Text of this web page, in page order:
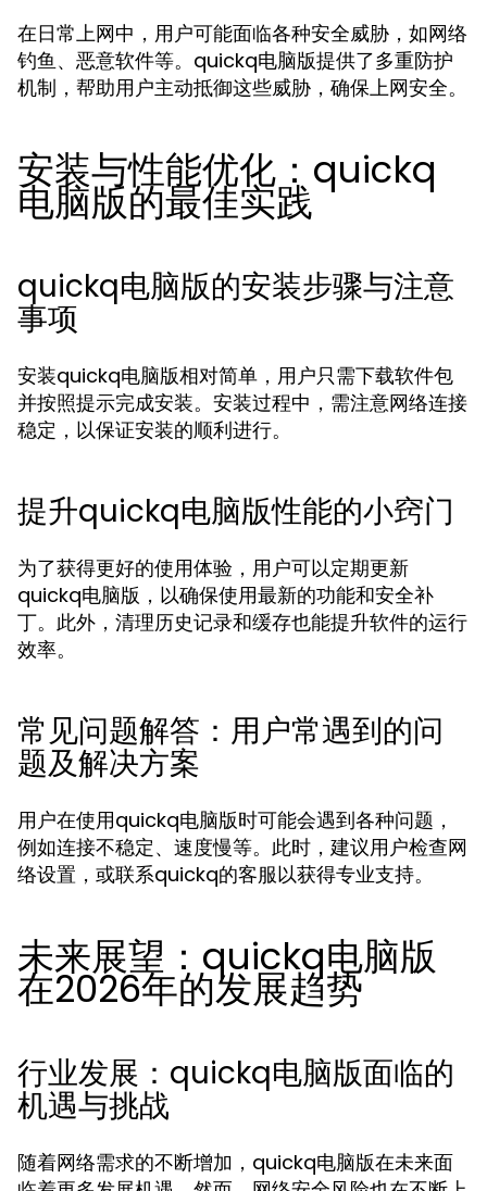
在日常上网中，用户可能面临各种安全威胁，如网络
钓鱼、恶意软件等。quickq电脑版提供了多重防护
机制，帮助用户主动抵御这些威胁，确保上网安全。
安装与性能优化：quickq
电脑版的最佳实践
quickq电脑版的安装步骤与注意
事项
安装quickq电脑版相对简单，用户只需下载软件包
并按照提示完成安装。安装过程中，需注意网络连接
稳定，以保证安装的顺利进行。
提升quickq电脑版性能的小窍门
为了获得更好的使用体验，用户可以定期更新
quickq电脑版，以确保使用最新的功能和安全补
丁。此外，清理历史记录和缓存也能提升软件的运行
效率。
常见问题解答：用户常遇到的问
题及解决方案
用户在使用quickq电脑版时可能会遇到各种问题，
例如连接不稳定、速度慢等。此时，建议用户检查网
络设置，或联系quickq的客服以获得专业支持。
未来展望：quickq电脑版
在2026年的发展趋势
行业发展：quickq电脑版面临的
机遇与挑战
随着网络需求的不断增加，quickq电脑版在未来面